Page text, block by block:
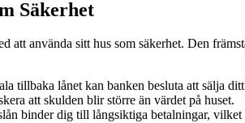
Säkerhet
att använda sitt hus som säkerhet. Den
tillbaka lånet kan banken besluta att sälja
att skulden blir större än värdet på huset.
binder dig till långsiktiga betalningar,